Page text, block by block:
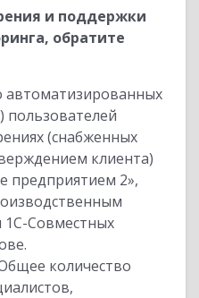
и поддержки
обратите
автоматизированных
пользователей
(снабженных
клиента)
предприятием 2»,
1С-Совместных
количество